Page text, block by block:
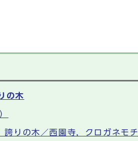
の木
誇りの木／西園寺，クロガネモチ